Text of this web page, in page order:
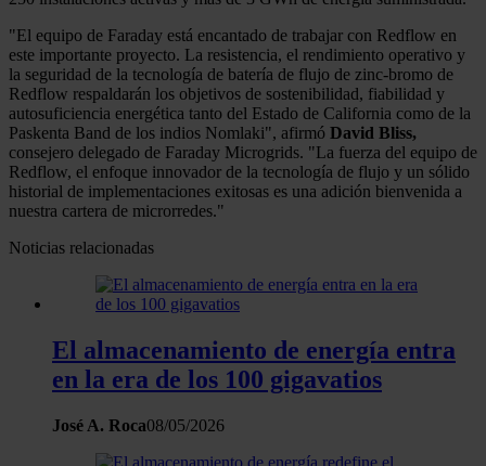
"El equipo de Faraday está encantado de trabajar con Redflow en
este importante proyecto. La resistencia, el rendimiento operativo y
la seguridad de la tecnología de batería de flujo de zinc-bromo de
Redflow respaldarán los objetivos de sostenibilidad, fiabilidad y
autosuficiencia energética tanto del Estado de California como de la
Paskenta Band de los indios Nomlaki", afirmó David Bliss,
consejero delegado de Faraday Microgrids. "La fuerza del equipo de
Redflow, el enfoque innovador de la tecnología de flujo y un sólido
historial de implementaciones exitosas es una adición bienvenida a
nuestra cartera de microrredes."
Noticias relacionadas
El almacenamiento de energía entra
en la era de los 100 gigavatios
José A. Roca08/05/2026